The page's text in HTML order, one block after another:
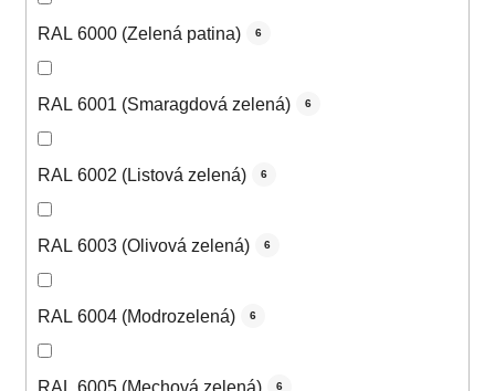
RAL 6000 (Zelená patina) 6
RAL 6001 (Smaragdová zelená) 6
RAL 6002 (Listová zelená) 6
RAL 6003 (Olivová zelená) 6
RAL 6004 (Modrozelená) 6
RAL 6005 (Mechová zelená) 6